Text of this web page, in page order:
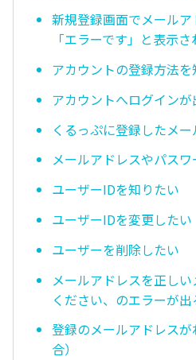
新規登録画面でメール
「エラーです」と表示さ
アカウントの登録方法を
アカウントへログイン
くるっぷに登録したメ
メールアドレスやパス
ユーザーIDを知りたい
ユーザーIDを変更したい
ユーザーを削除したい
メールアドレスを正し
ください、のエラーが出
登録のメールアドレス
合）